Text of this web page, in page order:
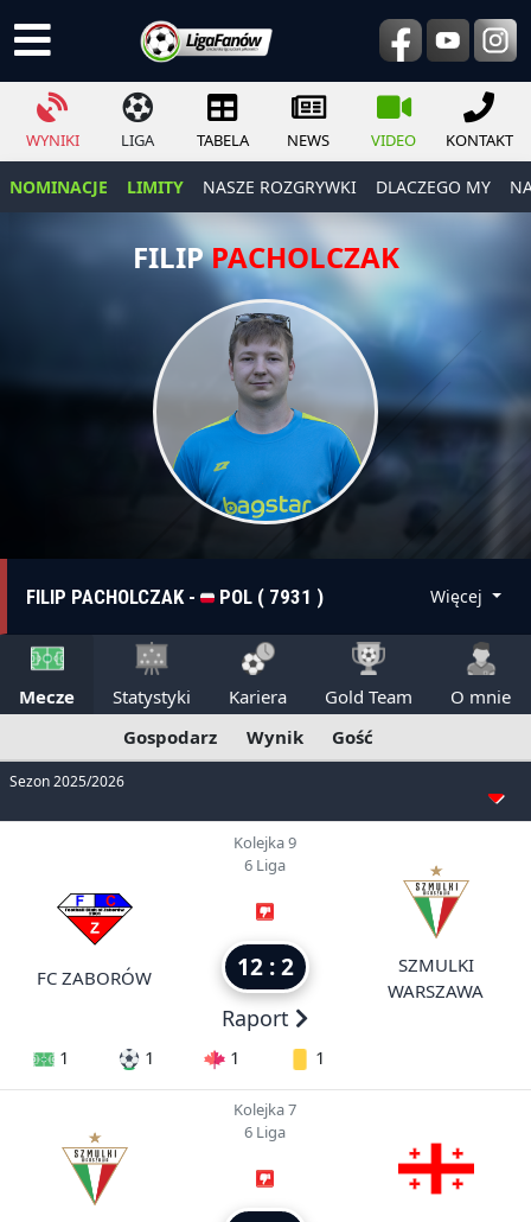
WYNIKI LIGA TABELA NEWS VIDEO KONTAKT
NOMINACJE LIMITY NASZE ROZGRYWKI DLACZEGO MY
FILIPPACHOLCZAK
FILIP PACHOLCZAK - POL ( 7931 ) Więcej
Mecze Statystyki Kariera Gold Team
O mnie
Gospodarz
Wynik Gość
Sezon 2025/2026
FC ZABORÓW
Kolejka 9
6 Liga
12 : 2
Raport
SZMULKI
WARSZAWA
1 1 1 1
Kolejka 7
6 Liga